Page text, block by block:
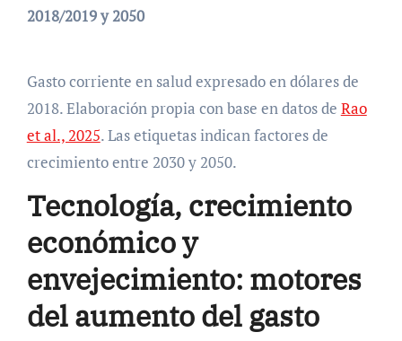
2018/2019 y 2050
Gasto corriente en salud expresado en dólares de
2018. Elaboración propia con base en datos de Rao
et al., 2025. Las etiquetas indican factores de
crecimiento entre 2030 y 2050.
Tecnología, crecimiento
económico y
envejecimiento: motores
del aumento del gasto